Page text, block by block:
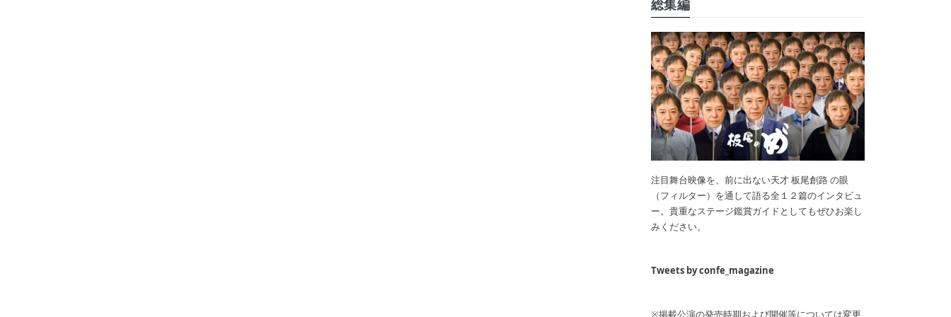
総集編
注目舞台映像を、前に出ない天才 板尾創路 の眼
（フィルター）を通して語る全１２篇のインタビュ
ー。貴重なステージ鑑賞ガイドとしてもぜひお楽し
みください。
Tweets by confe_magazine
※掲載公演の発売時期および開催等については変更